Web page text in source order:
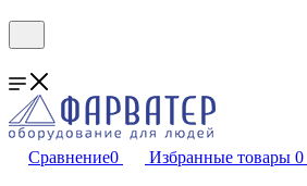
Сравнение0 Избранные товары 0